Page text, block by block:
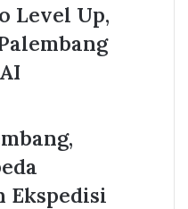
Level Up,
Ekspedisi